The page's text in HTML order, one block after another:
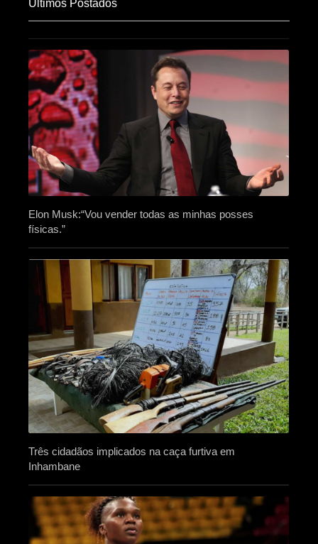
Últimos Postados
Elon Musk:“Vou vender todas as minhas posses
físicas.”
Três cidadãos implicados na caça furtiva em
Inhambane